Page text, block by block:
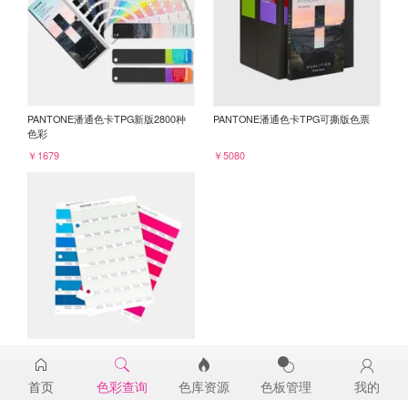
PANTONE潘通色卡TPG新版2800种
色彩
￥1679
PANTONE潘通色卡TPG可撕版色票
￥5080
11-4802TPG
￥98
首页 色彩查询 色库资源 色板管理 我的